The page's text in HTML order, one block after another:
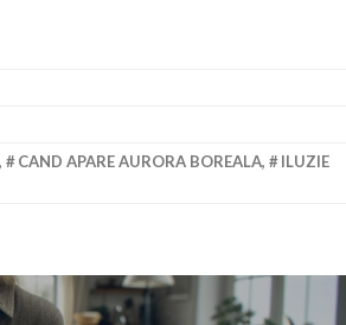
, CAND APARE AURORA BOREALA,
ILUZIE